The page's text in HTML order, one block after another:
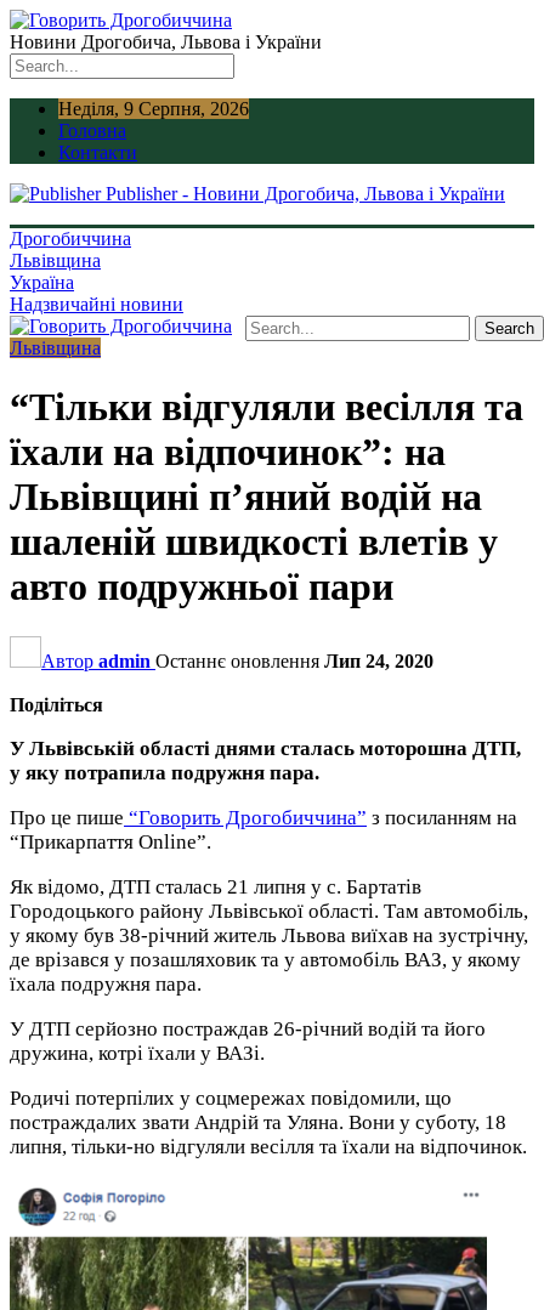
Новини Дрогобича, Львова і України
Неділя, 9 Серпня, 2026
Головна
Контакти
Publisher - Новини Дрогобича, Львова і України
Дрогобиччина
Львівщина
Україна
Надзвичайні новини
Львівщина
“Тільки відгуляли весілля та
їхали на відпочинок”: на
Львівщині п’яний водій на
шаленій швидкості влетів у
авто подружньої пари
Автор admin Останнє оновлення Лип 24, 2020
Поділіться
У Львівській області днями сталась моторошна ДТП,
у яку потрапила подружня пара.
Про це пише “Говорить Дрогобиччина” з посиланням на
“Прикарпаття Online”.
Як відомо, ДТП сталась 21 липня у с. Бартатів
Городоцького району Львівської області. Там автомобіль,
у якому був 38-річний житель Львова виїхав на зустрічну,
де врізався у позашляховик та у автомобіль ВАЗ, у якому
їхала подружня пара.
У ДТП серйозно постраждав 26-річний водій та його
дружина, котрі їхали у ВАЗі.
Родичі потерпілих у соцмережах повідомили, що
постраждалих звати Андрій та Уляна. Вони у суботу, 18
липня, тільки-но відгуляли весілля та їхали на відпочинок.